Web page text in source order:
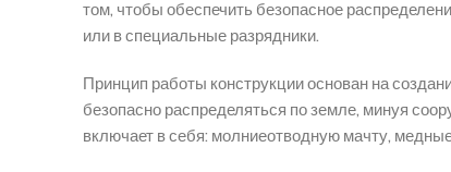
том, чтобы обеспечить безопасное
или в специальные разрядники.
Принцип работы конструкции основан на
безопасно распределяться по земле, минуя
включает в себя: молниеотводную мачту,